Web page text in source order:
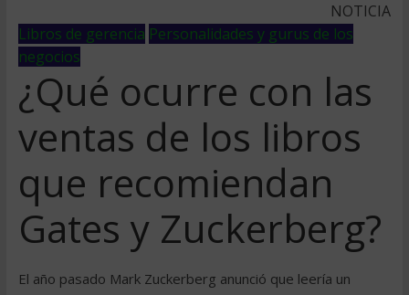
NOTICIA
Libros de gerencia Personalidades y gurus de los
negocios
¿Qué ocurre con las
ventas de los libros
que recomiendan
Gates y Zuckerberg?
El año pasado Mark Zuckerberg anunció que leería un